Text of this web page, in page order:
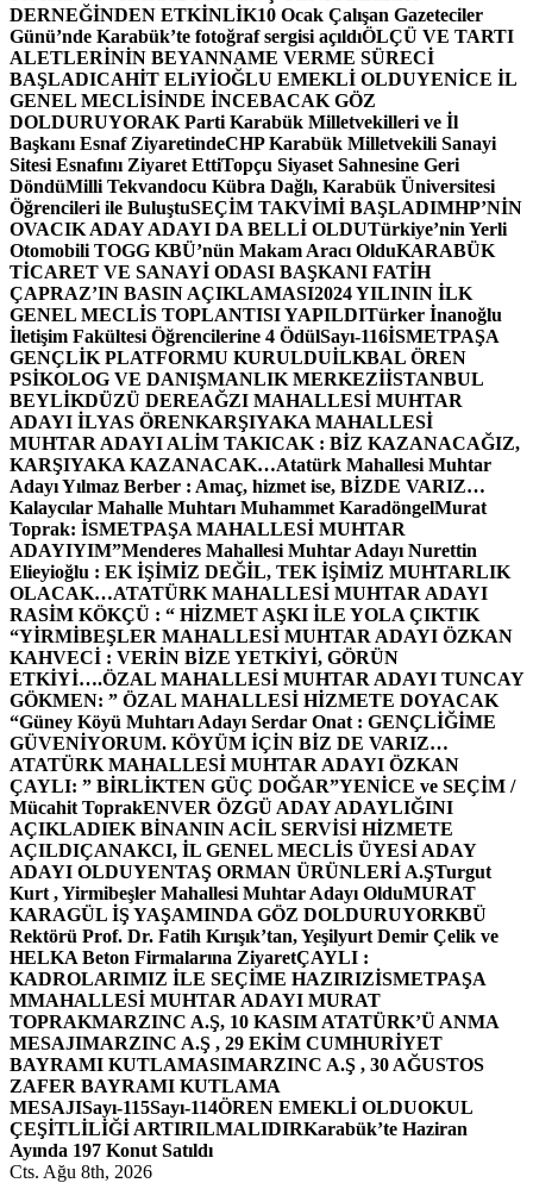
DERNEĞİNDEN ETKİNLİK10 Ocak Çalışan Gazeteciler
Günü’nde Karabük’te fotoğraf sergisi açıldıÖLÇÜ VE TARTI
ALETLERİNİN BEYANNAME VERME SÜRECİ
BAŞLADICAHİT ELiYİOĞLU EMEKLİ OLDUYENİCE İL
GENEL MECLİSİNDE İNCEBACAK GÖZ
DOLDURUYORAK Parti Karabük Milletvekilleri ve İl
Başkanı Esnaf ZiyaretindeCHP Karabük Milletvekili Sanayi
Sitesi Esnafını Ziyaret EttiTopçu Siyaset Sahnesine Geri
DöndüMilli Tekvandocu Kübra Dağlı, Karabük Üniversitesi
Öğrencileri ile BuluştuSEÇİM TAKVİMİ BAŞLADIMHP’NİN
OVACIK ADAY ADAYI DA BELLİ OLDUTürkiye’nin Yerli
Otomobili TOGG KBÜ’nün Makam Aracı OlduKARABÜK
TİCARET VE SANAYİ ODASI BAŞKANI FATİH
ÇAPRAZ’IN BASIN AÇIKLAMASI2024 YILININ İLK
GENEL MECLİS TOPLANTISI YAPILDITürker İnanoğlu
İletişim Fakültesi Öğrencilerine 4 ÖdülSayı-116İSMETPAŞA
GENÇLİK PLATFORMU KURULDUİLKBAL ÖREN
PSİKOLOG VE DANIŞMANLIK MERKEZİİSTANBUL
BEYLİKDÜZÜ DEREAĞZI MAHALLESİ MUHTAR
ADAYI İLYAS ÖRENKARŞIYAKA MAHALLESİ
MUHTAR ADAYI ALİM TAKICAK : BİZ KAZANACAĞIZ,
KARŞIYAKA KAZANACAK…Atatürk Mahallesi Muhtar
Adayı Yılmaz Berber : Amaç, hizmet ise, BİZDE VARIZ…
Kalaycılar Mahalle Muhtarı Muhammet KaradöngelMurat
Toprak: İSMETPAŞA MAHALLESİ MUHTAR
ADAYIYIM”Menderes Mahallesi Muhtar Adayı Nurettin
Elieyioğlu : EK İŞİMİZ DEĞİL, TEK İŞİMİZ MUHTARLIK
OLACAK…ATATÜRK MAHALLESİ MUHTAR ADAYI
RASİM KÖKÇÜ : “ HİZMET AŞKI İLE YOLA ÇIKTIK
“YİRMİBEŞLER MAHALLESİ MUHTAR ADAYI ÖZKAN
KAHVECİ : VERİN BİZE YETKİYİ, GÖRÜN
ETKİYİ….ÖZAL MAHALLESİ MUHTAR ADAYI TUNCAY
GÖKMEN: ” ÖZAL MAHALLESİ HİZMETE DOYACAK
“Güney Köyü Muhtarı Adayı Serdar Onat : GENÇLİĞİME
GÜVENİYORUM. KÖYÜM İÇİN BİZ DE VARIZ…
ATATÜRK MAHALLESİ MUHTAR ADAYI ÖZKAN
ÇAYLI: ” BİRLİKTEN GÜÇ DOĞAR”YENİCE ve SEÇİM /
Mücahit ToprakENVER ÖZGÜ ADAY ADAYLIĞINI
AÇIKLADIEK BİNANIN ACİL SERVİSİ HİZMETE
AÇILDIÇANAKCI, İL GENEL MECLİS ÜYESİ ADAY
ADAYI OLDUYENTAŞ ORMAN ÜRÜNLERİ A.ŞTurgut
Kurt , Yirmibeşler Mahallesi Muhtar Adayı OlduMURAT
KARAGÜL İŞ YAŞAMINDA GÖZ DOLDURUYORKBÜ
Rektörü Prof. Dr. Fatih Kırışık’tan, Yeşilyurt Demir Çelik ve
HELKA Beton Firmalarına ZiyaretÇAYLI :
KADROLARIMIZ İLE SEÇİME HAZIRIZİSMETPAŞA
MMAHALLESİ MUHTAR ADAYI MURAT
TOPRAKMARZINC A.Ş, 10 KASIM ATATÜRK’Ü ANMA
MESAJIMARZINC A.Ş , 29 EKİM CUMHURİYET
BAYRAMI KUTLAMASIMARZINC A.Ş , 30 AĞUSTOS
ZAFER BAYRAMI KUTLAMA
MESAJISayı-115Sayı-114ÖREN EMEKLİ OLDUOKUL
ÇEŞİTLİLİĞİ ARTIRILMALIDIRKarabük’te Haziran
Ayında 197 Konut Satıldı
Cts. Ağu 8th, 2026